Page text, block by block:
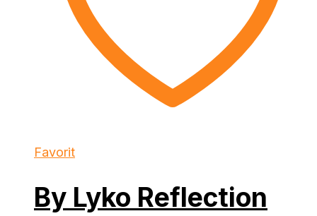
Favorit
By Lyko Reflection